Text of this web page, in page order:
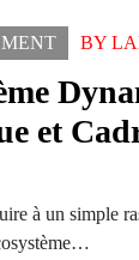
BY
et
à un simple